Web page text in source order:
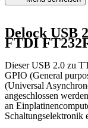
Delock USB
FTDI
Dieser USB 2.0 zu
GPIO (General
(Universal
angeschlossen
an
Schaltungselektronik